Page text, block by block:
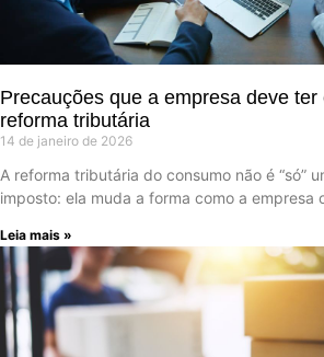
Precauções que a empresa deve ter
reforma tributária
14 de janeiro de 2026
A reforma tributária do consumo não é “só”
imposto: ela muda a forma como a empresa
Leia mais »